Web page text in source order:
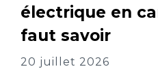
électrique en
faut savoir
20 juillet 2026